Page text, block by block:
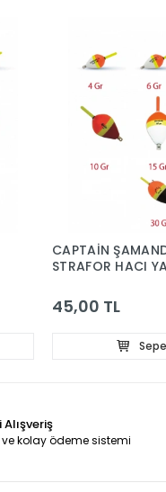
CAPTAİN
STRAFOR HACI
45,00 TL
kolay ödeme sistemi